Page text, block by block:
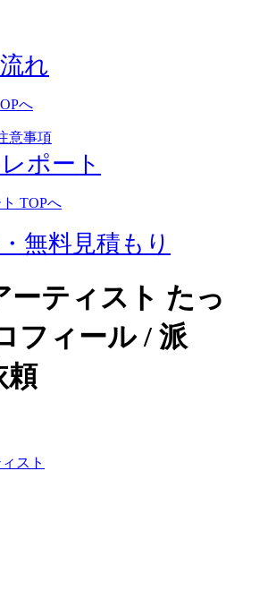
れ
へ
意事項
ポート
TOPへ
無料見積もり
ーティスト たっ
フィール / 派
頼
スト